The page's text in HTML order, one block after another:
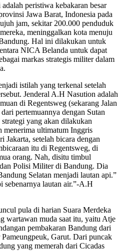
peristiwa kebakaran besar
Jawa Barat, Indonesia pada
jam, sekitar 200.000 penduduk
meninggalkan kota menuju
Hal ini dilakukan untuk
NICA Belanda untuk dapat
markas strategis militer dalam
istilah yang terkenal setelah
Jenderal A.H Nasution adalah
di Regentsweg (sekarang Jalan
pertemuannya dengan Sutan
yang akan dilakukan
menerima ultimatum Inggris
Jakarta, setelah bicara dengan
itu di Regentsweg, di
orang. Nah, disitu timbul
Polisi Militer di Bandung. Dia
Selatan menjadi lautan api.”
sebenarnya lautan air.”-A.H
pula di harian Suara Merdeka
wartawan muda saat itu, yaitu Atje
pembakaran Bandung dari
Garut. Dari puncak
yang memerah dari Cicadas